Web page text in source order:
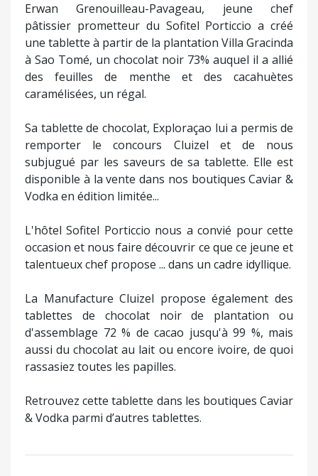
Erwan Grenouilleau-Pavageau, jeune chef
pâtissier prometteur du Sofitel Porticcio a créé
une tablette à partir de la plantation Villa Gracinda
à Sao Tomé, un chocolat noir 73% auquel il a allié
des feuilles de menthe et des cacahuètes
caramélisées, un régal.
Sa tablette de chocolat, Exploraçao lui a permis de
remporter le concours Cluizel et de nous
subjugué par les saveurs de sa tablette. Elle est
disponible à la vente dans nos boutiques Caviar &
Vodka en édition limitée...
L'hôtel Sofitel Porticcio nous a convié pour cette
occasion et nous faire découvrir ce que ce jeune et
talentueux chef propose ... dans un cadre idyllique.
La Manufacture Cluizel propose également des
tablettes de chocolat noir de plantation ou
d'assemblage 72 % de cacao jusqu'à 99 %, mais
aussi du chocolat au lait ou encore ivoire, de quoi
rassasiez toutes les papilles.
Retrouvez cette tablette dans les boutiques Caviar
& Vodka parmi d’autres tablettes.